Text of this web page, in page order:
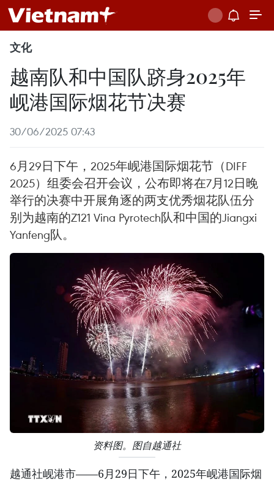
文化
越南队和中国队跻身2025年
岘港国际烟花节决赛
30/06/2025 07:43
6月29日下午，2025年岘港国际烟花节（DIFF
2025）组委会召开会议，公布即将在7月12日晚
举行的决赛中开展角逐的两支优秀烟花队伍分
别为越南的Z121 Vina Pyrotech队和中国的Jiangxi
Yanfeng队。
资料图。图自越通社
越通社岘港市——6月29日下午，2025年岘港国际烟